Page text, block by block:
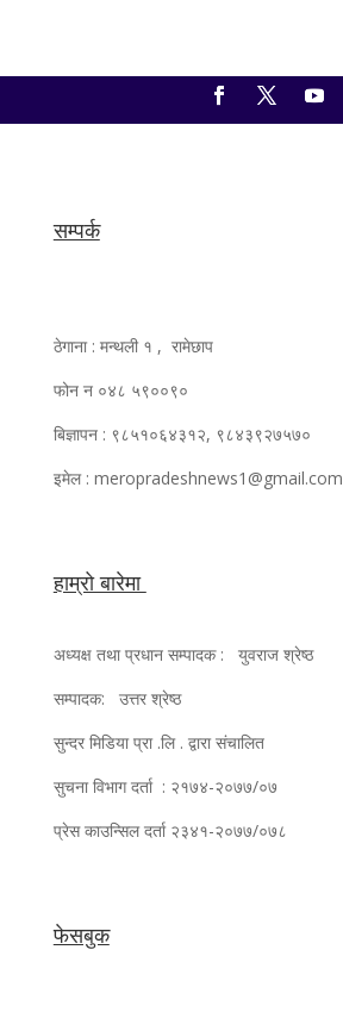
सम्पर्क
ठेगाना : मन्थली १ , रामेछाप
फोन न ०४८ ५९००९०
बिज्ञापन : ९८५१०६४३१२, ९८४३९२७५७०
इमेल : meropradeshnews1@gmail.com
हाम्रो बारेमा
अध्यक्ष तथा प्रधान सम्पादक : युवराज श्रेष्ठ
सम्पादक: उत्तर श्रेष्ठ
सुन्दर मिडिया प्रा .लि . द्वारा संचालित
सुचना विभाग दर्ता : २१७४-२०७७/०७
प्रेस काउन्सिल दर्ता २३४१-२०७७/०७८
फेसबुक